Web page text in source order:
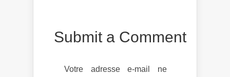
Submit a Comment
Votre adresse e-mail ne